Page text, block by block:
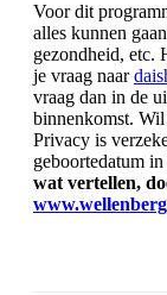
Voor dit
alles kunnen
gezondheid, etc.
je vraag naar
vraag dan in de
binnenkomst.
Privacy is
geboortedatum
wat vertellen,